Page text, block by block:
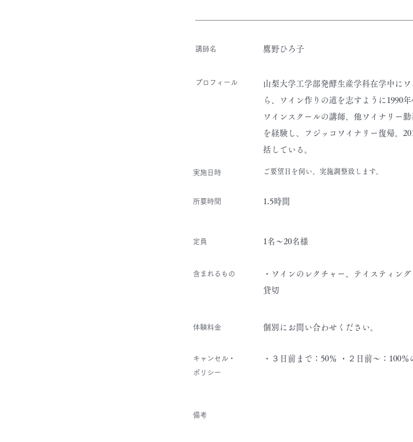
講師名
​プロフィール
​実施日時
所要時間
鷹野ひろ子
山梨大学工学部発酵生産学科在学中に
ら、ワイン作りの道を志すように1990
ワインスクールの講師、他ワイナリー
を経験し、フジッコワイナリー復帰。
括している。
ご要望日を伺い、実施調整致します。
1.5時間
​定員
​含まれるもの
体験料金
キャンセル・
ポリシー
備考
1名～20名様
・ワインのレクチャー、テイスティン
貸切
個別にお問い合わせください。
・３日前まで：50％ ・２日前～：100